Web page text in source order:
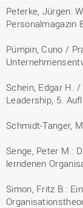
Peterke, Jürgen:
Personalmagazin
Pümpin, Cuno /
Schein, Edgar H.
Leadership, 5.
Schmidt-Tanger,
Senge, Peter M.:
lerndenen
Simon, Fritz B.: